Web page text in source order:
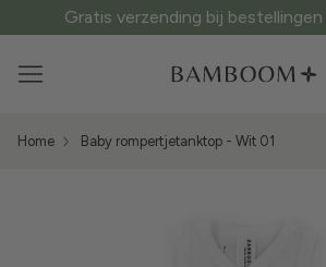
Gratis verzending bij
Home Baby rompertjetanktop - Wit 01